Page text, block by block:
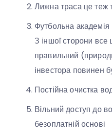
Лижна траса це теж
Футбольна академія
З іншої сторони все
правильний
інвестора повинен
Постійна очистка
Вільний доступ до
безоплатній основі